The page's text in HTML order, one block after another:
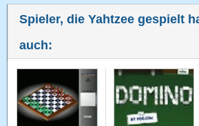
Spieler, die Yahtzee gespielt
auch: